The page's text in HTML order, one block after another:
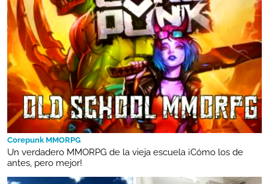
Corepunk MMORPG
Un verdadero MMORPG de la vieja escuela ¡Cómo los de
antes, pero mejor!